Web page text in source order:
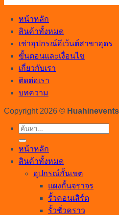
หน้าหลัก
สินค้าทั้งหมด
เช่าอุปกรณ์อีเว้นต์สาขาอุดร
ขั้นตอนและเงื่อนไข
เกี่ยวกับเรา
ติดต่อเรา
บทความ
Copyright 2026 ©
ค้นหา:
หน้าหลัก
สินค้าทั้งหมด
อุปกรณ์กั้นเขต
แผงกั้นจราจร
รั้วคอนเสิร์ต
รั้วชั่วคราว